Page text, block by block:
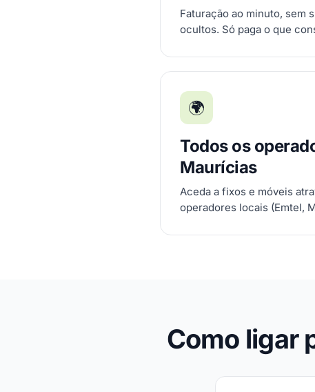
Faturação ao minuto, sem
ocultos. Só paga o que
🌍
Todos os
Maurícias
Aceda a fixos e móveis
operadores locais (Emtel,
Como ligar